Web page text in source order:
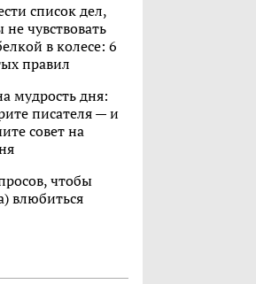
список дел,
не чувствовать
в колесе: 6
правил
мудрость дня:
писателя — и
совет на
чтобы
влюбиться